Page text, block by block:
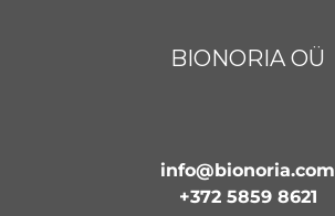
BIONORIA OÜ
info@bionoria.com
+372 5859 8621